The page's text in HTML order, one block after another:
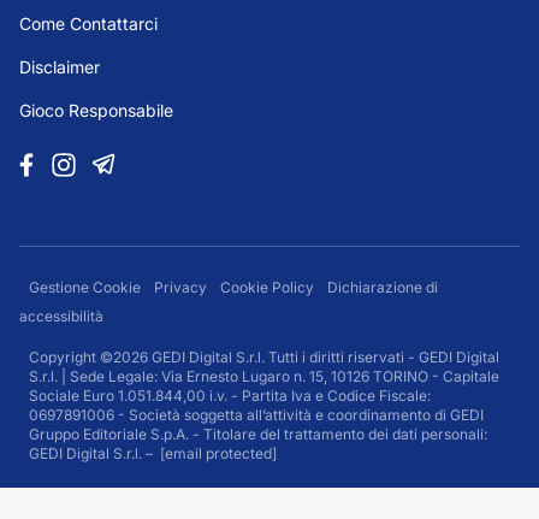
Come Contattarci
Disclaimer
Gioco Responsabile
Gestione Cookie Privacy Cookie Policy
Dichiarazione di
accessibilità
Copyright ©2026 GEDI Digital S.r.l. Tutti i diritti riservati - GEDI Digital
S.r.l. | Sede Legale: Via Ernesto Lugaro n. 15, 10126 TORINO - Capitale
Sociale Euro 1.051.844,00 i.v. - Partita Iva e Codice Fiscale:
0697891006 - Società soggetta all’attività e coordinamento di GEDI
Gruppo Editoriale S.p.A. - Titolare del trattamento dei dati personali:
GEDI Digital S.r.l. – [email protected]